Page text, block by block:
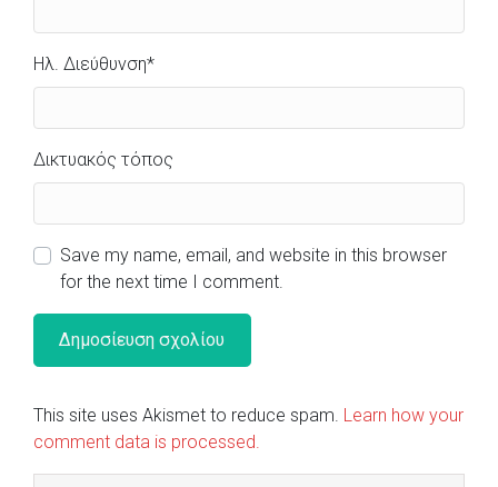
Ηλ. Διεύθυνση*
Δικτυακός τόπος
Save my name, email, and website in this browser
for the next time I comment.
This site uses Akismet to reduce spam. Learn how your
comment data is processed.